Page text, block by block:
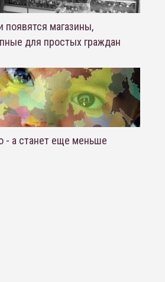
появятся магазины,
для простых граждан
- а станет еще меньше